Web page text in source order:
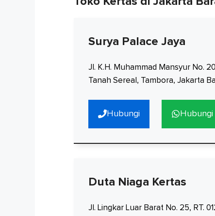
Surya Palace Jaya
Jl. K.H. Muhammad Mansyur No.
Tanah Sereal, Tambora, Jakarta
Hubungi Hubungi
Duta Niaga Kertas
Jl. Lingkar Luar Barat No. 25, RT.